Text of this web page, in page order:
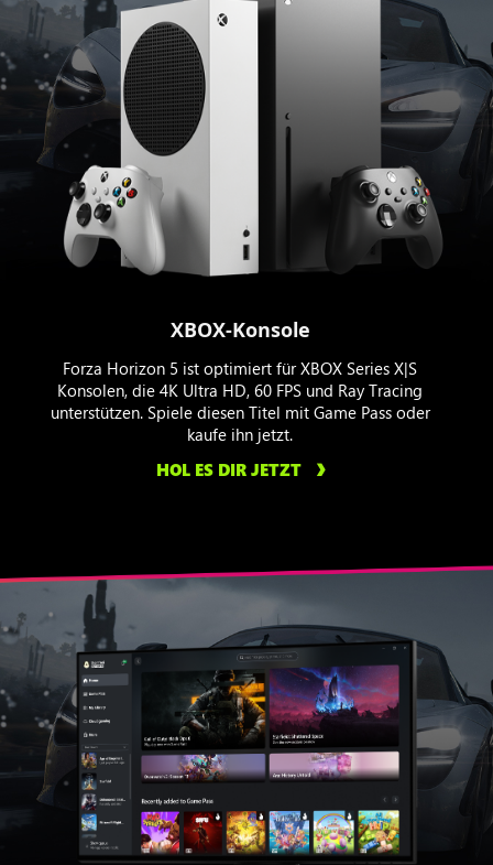
XBOX-Konsole
Forza Horizon 5 ist optimiert für XBOX Series X|S
Konsolen, die 4K Ultra HD, 60 FPS und Ray Tracing
unterstützen. Spiele diesen Titel mit Game Pass oder
kaufe ihn jetzt.
HOL ES DIR JETZT